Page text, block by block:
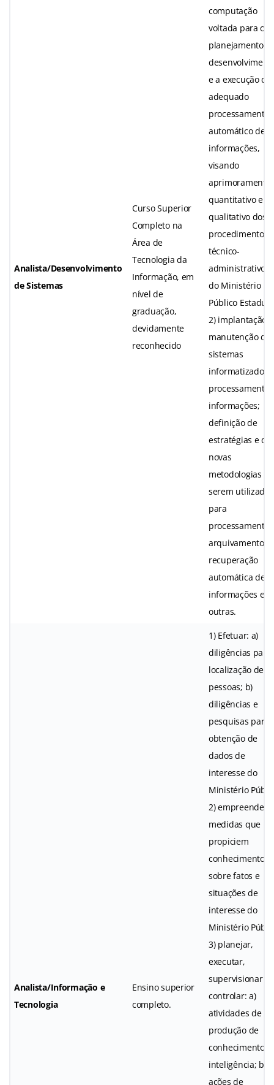
Analista/Desenvolvimento
de Sistemas
Curso Superior
Completo na
Área de
Tecnologia da
Informação, em
nível de
graduação,
devidamente
reconhecido
computação
voltada para o
planejamento,
e a execução do
adequado
processamento
automático de
informações,
visando
aprimoramento
quantitativo e
qualitativo dos
procedimentos
técnico-
administrativos
do Ministério
Público
2) implantação e
manutenção
sistemas
informatizados;
processamento
informações;
definição de
estratégias e de
novas
metodologias a
serem utilizadas
para
processamento,
arquivamento e
recuperação
automática de
informações e
outras.
Analista/Informação e
Tecnologia
Ensino superior
completo.
1) Efetuar: a)
diligências para
localização de
pessoas; b)
diligências e
pesquisas para
obtenção de
dados de
interesse do
Ministério
2) empreender
medidas que
propiciem
conhecimentos
sobre fatos e
situações de
interesse do
Ministério
3) planejar,
executar,
supervisionar e
controlar: a)
atividades de
produção de
conhecimentos
inteligência; b)
ações de